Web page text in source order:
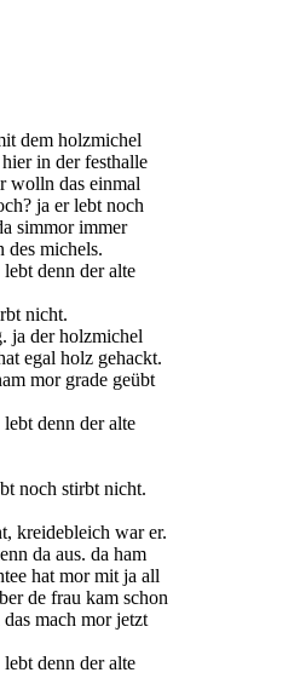
dem holzmichel
in der festhalle
wolln das einmal
ja er lebt noch
simmor immer
des michels.
denn der alte
nicht.
ja der holzmichel
egal holz gehackt.
mor grade geübt
denn der alte
noch stirbt nicht.
kreidebleich war er.
da aus. da ham
hat mor mit ja all
de frau kam schon
mach mor jetzt
denn der alte